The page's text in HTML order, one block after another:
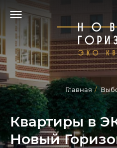
Главная /
Квартиры в
Новый